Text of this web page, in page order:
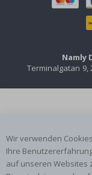
Namly
Terminalgatan 9,
Wir verwenden
Ihre
auf unseren Websites